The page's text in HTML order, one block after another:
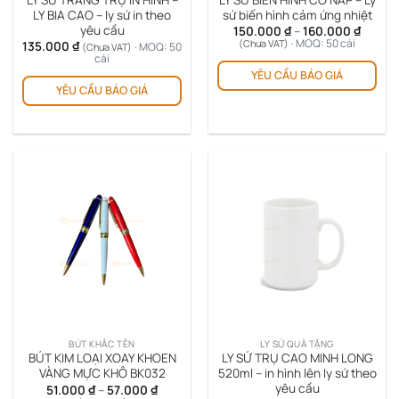
LY BIA CAO – ly sứ in theo
yêu cầu
135.000 ₫ (Chưa VAT) · MOQ: 50
cái
YÊU CẦU BÁO GIÁ
sứ biến hình cảm ứng nhiệt
150.000 ₫ –160.000 ₫
(Chưa VAT) · MOQ: 50 cái
YÊU CẦU BÁO GIÁ
BÚT KHẮC TÊN
BÚT KIM LOẠI XOAY KHOEN
VÀNG MỰC KHÔ BK032
51.000 ₫ – 57.000 ₫Khoảng
LY SỨ QUÀ TẶNG
LY SỨ TRỤ CAO MINH LONG
520ml – in hình lên ly sứ theo
yêu cầu